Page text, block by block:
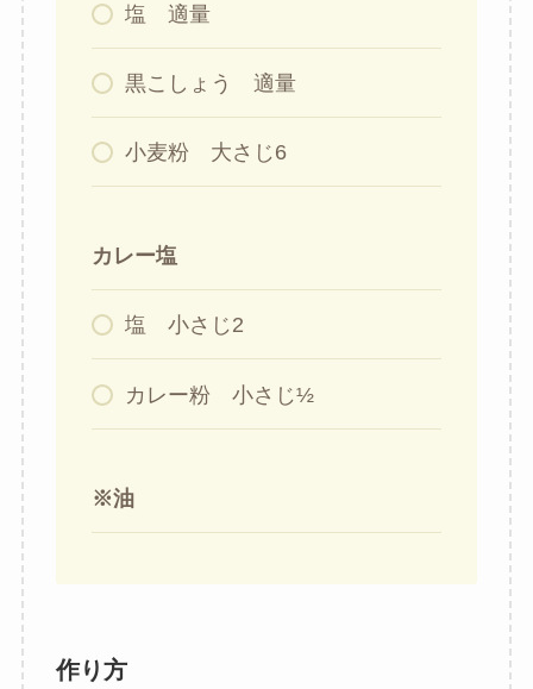
塩 適量
黒こしょう 適量
小麦粉 大さじ6
カレー塩
塩 小さじ2
カレー粉 小さじ½
※油
作り方